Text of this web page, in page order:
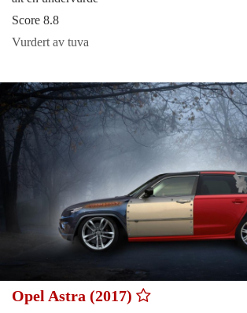
Score 8.8
Vurdert av tuva
Opel Astra (2017)